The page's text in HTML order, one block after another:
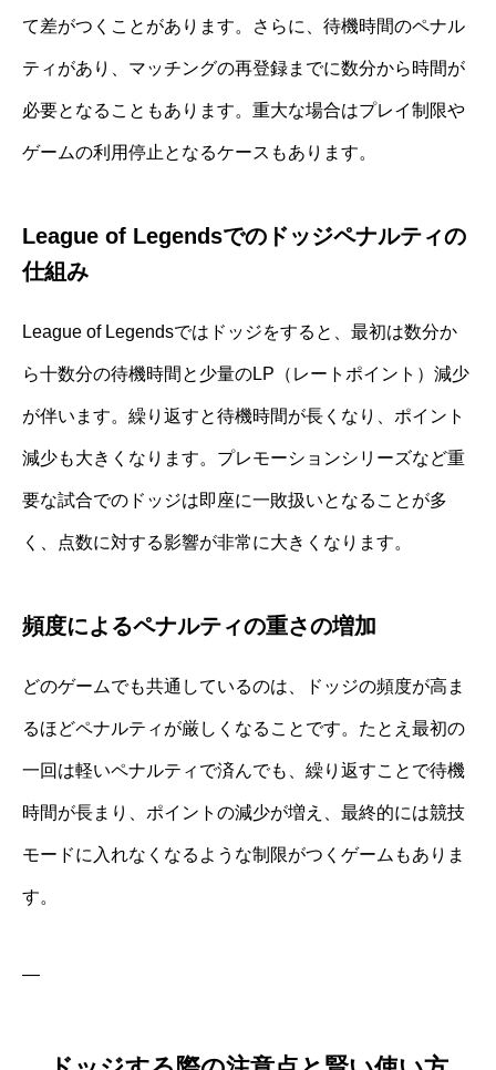
て差がつくことがあります。さらに、待機時間のペナル
ティがあり、マッチングの再登録までに数分から時間が
必要となることもあります。重大な場合はプレイ制限や
ゲームの利用停止となるケースもあります。
League of Legendsでのドッジペナルティの
仕組み
League of Legendsではドッジをすると、最初は数分か
ら十数分の待機時間と少量のLP（レートポイント）減少
が伴います。繰り返すと待機時間が長くなり、ポイント
減少も大きくなります。プレモーションシリーズなど重
要な試合でのドッジは即座に一敗扱いとなることが多
く、点数に対する影響が非常に大きくなります。
頻度によるペナルティの重さの増加
どのゲームでも共通しているのは、ドッジの頻度が高ま
るほどペナルティが厳しくなることです。たとえ最初の
一回は軽いペナルティで済んでも、繰り返すことで待機
時間が長まり、ポイントの減少が増え、最終的には競技
モードに入れなくなるような制限がつくゲームもありま
す。
—